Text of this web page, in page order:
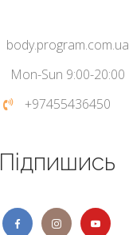
body.program.com.ua
Mon-Sun 9:00-20:00
+97455436450
Підпишись